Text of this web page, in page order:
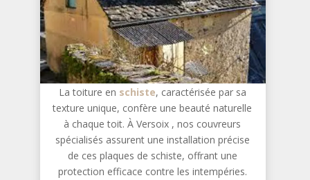
La toiture en schiste, caractérisée par sa
texture unique, confère une beauté naturelle
à chaque toit. À Versoix , nos couvreurs
spécialisés assurent une installation précise
de ces plaques de schiste, offrant une
protection efficace contre les intempéries.